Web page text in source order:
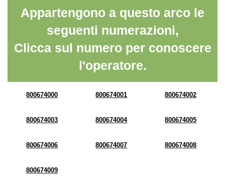
Appartengono a questo arco le
seguenti numerazioni,
Clicca sul numero per conoscere
l'operatore.
800674000 800674001 800674002
800674003 800674004 800674005
800674006 800674007 800674008
800674009